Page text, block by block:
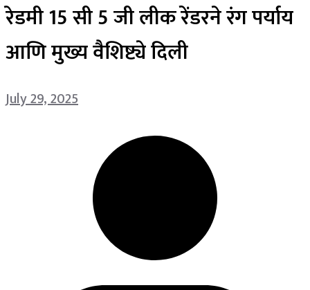
रेडमी 15 सी 5 जी लीक रेंडरने रंग पर्याय
आणि मुख्य वैशिष्ट्ये दिली
July 29, 2025